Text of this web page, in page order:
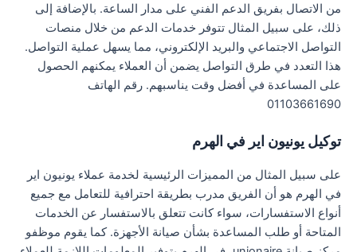
من الاتصال بفريق الدعم الفني على مدار الساعة. بالإضافة إلى
ذلك، على سبيل المثال تتوفر خدمات الدعم من خلال منصات
التواصل الاجتماعي والبريد الإلكتروني، مما يسهل عملية التواصل.
هذا التعدد في طرق التواصل يضمن أن العملاء يمكنهم الحصول
على المساعدة في أفضل وقت يناسبهم. رقم الهاتف
01103661690
توكيل يونيون اير في الهرم
على سبيل المثال من المميزات الرئيسية لخدمة عملاء يونيون اير
في الهرم هو أن الفريق مدرب بطريقة احترافية للتعامل مع جميع
أنواع الاستفسارات، سواء كانت تتعلق بالاستفسار عن الخدمات
المتاحة أو طلب المساعدة بشأن صيانة الأجهزة. كما يقوم موظفو